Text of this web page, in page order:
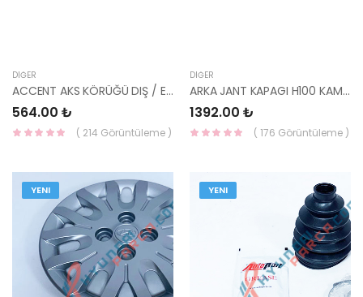
DIĞER
ACCENT AKS KÖRÜĞÜ DIŞ / EXCEL HN09LF3152-YS
564.00 ₺
( 214 Görüntüleme )
DIĞER
ARKA JANT KAPAGI H100 KAMYONET 52960-4F400-HMC
1392.00 ₺
( 176 Görüntüleme )
YENI YENI